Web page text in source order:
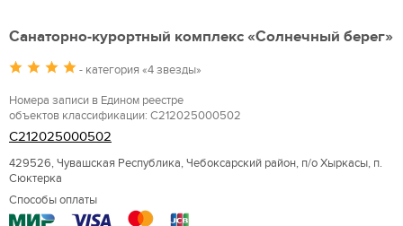
Санаторно-курортный комплекс «Солнечный берег»
- категория «4 звезды»
Номера записи в Едином реестре
объектов классификации: С212025000502
С212025000502
429526, Чувашская Республика, Чебоксарский район, п/о Хыркасы, п.
Сюктерка
Способы оплаты